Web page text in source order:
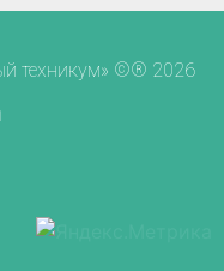
техникум» ©® 2026